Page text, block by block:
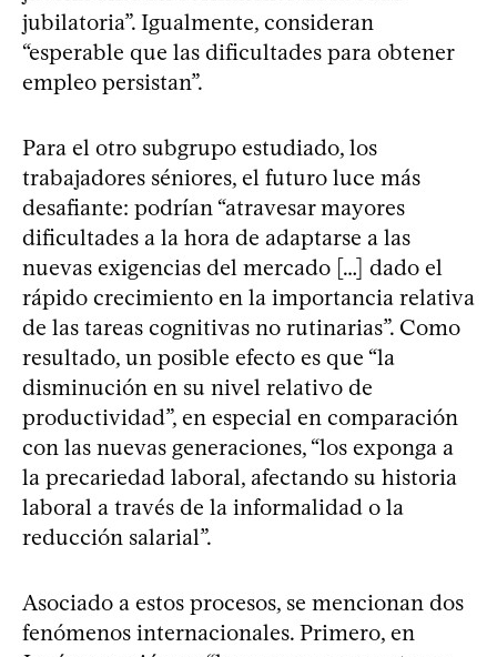
jubilatoria”. Igualmente, consideran
“esperable que las dificultades para obtener
empleo persistan”.
Para el otro subgrupo estudiado, los
trabajadores séniores, el futuro luce más
desafiante: podrían “atravesar mayores
dificultades a la hora de adaptarse a las
nuevas exigencias del mercado […] dado el
rápido crecimiento en la importancia relativa
de las tareas cognitivas no rutinarias”. Como
resultado, un posible efecto es que “la
disminución en su nivel relativo de
productividad”, en especial en comparación
con las nuevas generaciones, “los exponga a
la precariedad laboral, afectando su historia
laboral a través de la informalidad o la
reducción salarial”.
Asociado a estos procesos, se mencionan dos
fenómenos internacionales. Primero, en